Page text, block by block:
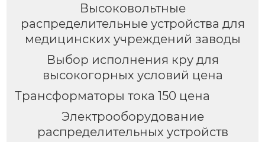
Высоковольтные
распределительные устройства для
медицинских учреждений заводы
Выбор исполнения кру для
высокогорных условий цена
Трансформаторы тока 150 цена
Электрооборудование
распределительных устройств